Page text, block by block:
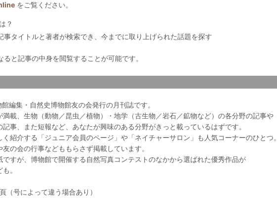
をご覧ください。
？
タイトルと著者が検索でき、今までに取り上げられた話題を探す
と記事の中身を閲覧することが可能です。
編集・自然史博物館友の会発行の月刊誌です。
満載、生物（動物／昆虫／植物）・地学（古生物／岩石／鉱物など）の各分野の記事や
事、また短報など、あなたが興味のある分野がきっと載っているはずです。
紹介する「ジュニア会員のページ」や「ネイチャーサロン」も人気コーナーのひとつ。
の会の行事などももらさず掲載しています。
すが、博物館で開催する自然写真コンテストのなかから選ばれた優秀作品が
。
号によって違う場合あり）